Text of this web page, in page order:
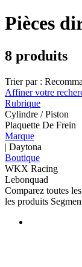
Pièces
8 produits
Trier par :
Affiner votre
Rubrique
Cylindre / Piston
Plaquette De Frein
Marque
| Daytona
Boutique
WKX Racing
Lebonquad
Comparez toutes
les produits